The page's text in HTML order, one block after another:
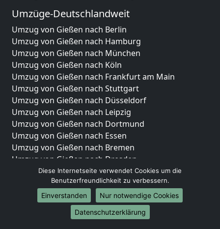
Umzüge-Deutschlandweit
Umzug von Gießen nach Berlin
Umzug von Gießen nach Hamburg
Umzug von Gießen nach München
Umzug von Gießen nach Köln
Umzug von Gießen nach Frankfurt am Main
Umzug von Gießen nach Stuttgart
Umzug von Gießen nach Düsseldorf
Umzug von Gießen nach Leipzig
Umzug von Gießen nach Dortmund
Umzug von Gießen nach Essen
Umzug von Gießen nach Bremen
Umzug von Gießen nach Dresden
Umzug von Gießen nach Hannover
Umzug von Gießen nach Nürnberg
Umzug von Gießen nach Duisburg
Umzug von Gießen nach Bochum
Umzug von Gießen nach Wuppertal
Diese Internetseite verwendet Cookies um die
Benutzerfreundlichkeit zu verbessern.
Einverstanden
Nur notwendige Cookies
Datenschutzerklärung